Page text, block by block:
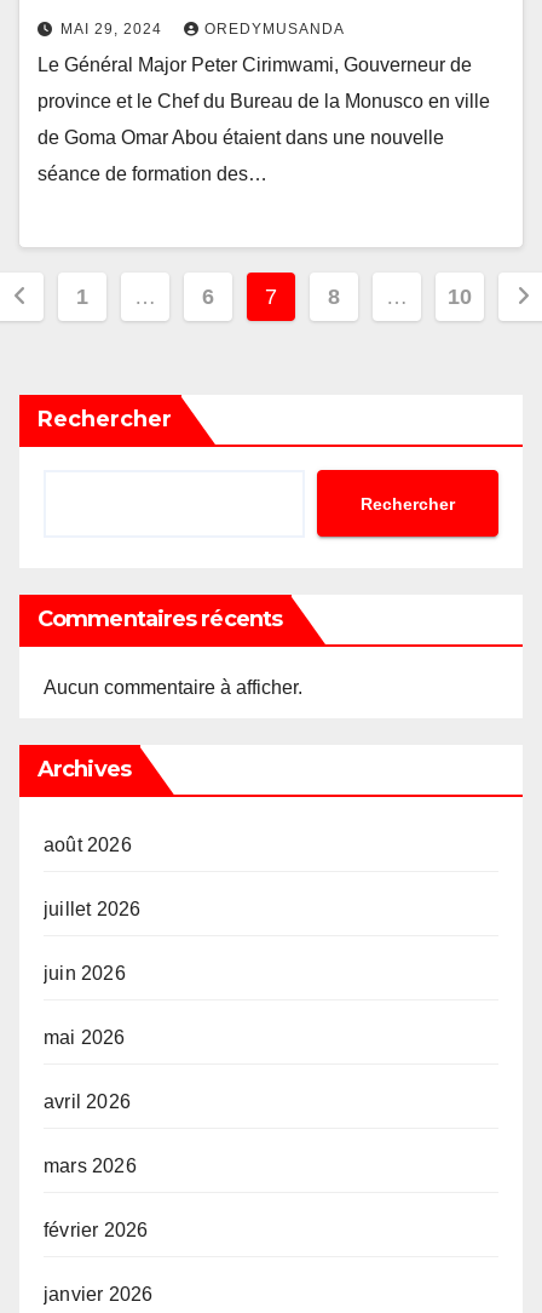
MAI 29, 2024 OREDYMUSANDA
Le Général Major Peter Cirimwami, Gouverneur de
province et le Chef du Bureau de la Monusco en ville
de Goma Omar Abou étaient dans une nouvelle
séance de formation des…
1 … 6 7 8 … 10
Rechercher
Rechercher
Commentaires récents
Aucun commentaire à afficher.
Archives
août 2026
juillet 2026
juin 2026
mai 2026
avril 2026
mars 2026
février 2026
janvier 2026